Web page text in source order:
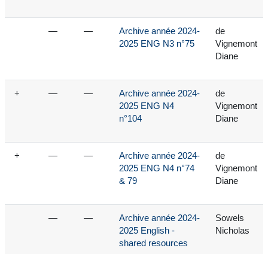
— —
Archive année 2024-
2025 ENG N3 n°75
de
Vignemont
Diane
+ — —
Archive année 2024-
2025 ENG N4
n°104
de
Vignemont
Diane
+ — —
Archive année 2024-
2025 ENG N4 n°74
& 79
de
Vignemont
Diane
— —
Archive année 2024-
2025 English -
shared resources
Sowels
Nicholas